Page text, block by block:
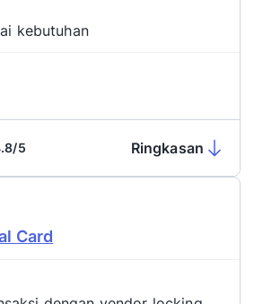
kebutuhan
5 Ringkasan
Card